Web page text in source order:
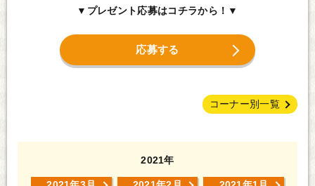
▼プレゼント応募はコチラから！▼
応募する
コーナー別一覧
2021年